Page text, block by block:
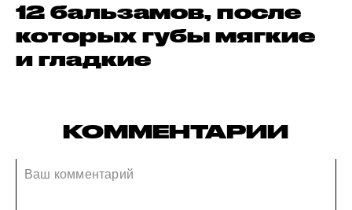
12 бальзамов, после
которых губы мягкие
и гладкие
КОММЕНТАРИИ